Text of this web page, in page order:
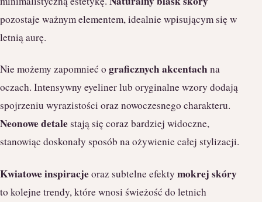
pozostaje ważnym elementem, idealnie wpisującym się w
letnią aurę.
Nie możemy zapomnieć o graficznych akcentach na
oczach. Intensywny eyeliner lub oryginalne wzory dodają
spojrzeniu wyrazistości oraz nowoczesnego charakteru.
Neonowe detale stają się coraz bardziej widoczne,
stanowiąc doskonały sposób na ożywienie całej stylizacji.
Kwiatowe inspiracjeoraz subtelne efekty mokrej skóry
to kolejne trendy, które wnosi świeżość do letnich